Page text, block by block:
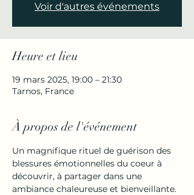
Voir d'autres événements
Heure et lieu
19 mars 2025, 19:00 – 21:30
Tarnos, France
À propos de l'événement
Un magnifique rituel de guérison des
blessures émotionnelles du coeur à
découvrir, à partager dans une
ambiance chaleureuse et bienveillante.